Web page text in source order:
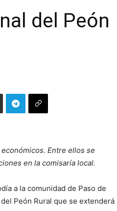
del Peón
Entre ellos se
en la comisaría local.
a la comunidad de Paso de
Peón Rural que se extenderá